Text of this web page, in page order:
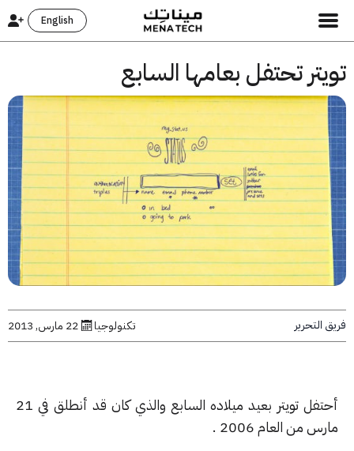
English
تحتفل بعامها السابع
تكنولوجيا 22 مارس, 2013
أحتفل تويتر بعيد ميلاده السابع والذي كان قد أنطلق في 21
من العام 2006 .